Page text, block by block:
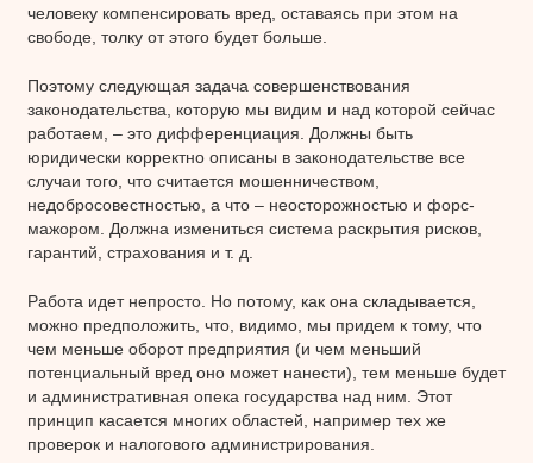
человеку компенсировать вред, оставаясь при этом на
свободе, толку от этого будет больше.
Поэтому следующая задача совершенствования
законодательства, которую мы видим и над которой сейчас
работаем, – это дифференциация. Должны быть
юридически корректно описаны в законодательстве все
случаи того, что считается мошенничеством,
недобросовестностью, а что – неосторожностью и форс-
мажором. Должна измениться система раскрытия рисков,
гарантий, страхования и т. д.
Работа идет непросто. Но потому, как она складывается,
можно предположить, что, видимо, мы придем к тому, что
чем меньше оборот предприятия (и чем меньший
потенциальный вред оно может нанести), тем меньше будет
и административная опека государства над ним. Этот
принцип касается многих областей, например тех же
проверок и налогового администрирования.